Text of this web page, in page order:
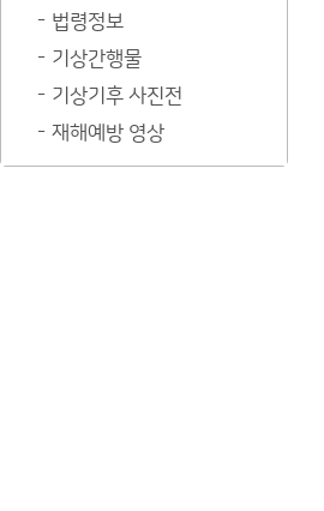
법령정보
기상간행물
기상기후 사진전
재해예방 영상